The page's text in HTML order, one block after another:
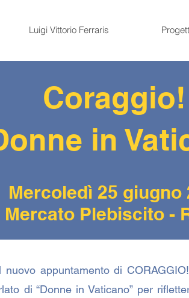
Luigi Vittorio Ferraris
Coraggio!
in
Mercoledì 25 giugno
Mercato Plebiscito -
appuntamento di
di “Donne in Vaticano” per